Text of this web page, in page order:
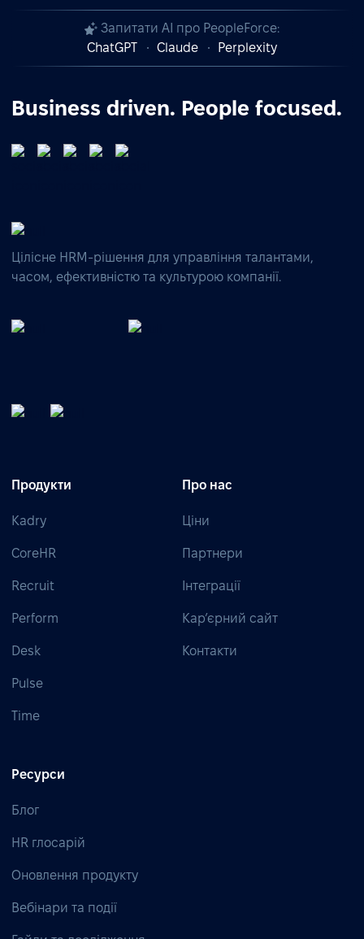
Запитати AI про PeopleForce:
ChatGPT
Claude Perplexity
Business driven. People focused.
Цілісне HRM-рішення для управління талантами,
часом, ефективністю та культурою компанії.
Продукти
Kadry
CoreHR
Recruit
Perform
Desk
Pulse
Time
Про нас
Ціни
Партнери
Інтеграції
Кар’єрний сайт
Контакти
Ресурси
Блог
HR глосарій
Оновлення продукту
Вебінари та події